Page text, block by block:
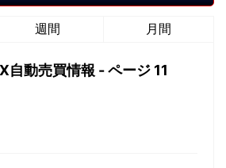
週間 月間
自動売買情報 - ページ 11